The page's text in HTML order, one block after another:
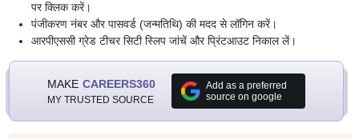
पर क्लिक करें।
पंजीकरण नंबर और पासवर्ड (जन्मतिथि) की मदद से लॉगिन करें।
आरपीएससी ग्रेड टीचर सिटी स्लिप जांचें और प्रिंटआउट निकाल लें।
MAKE CAREERS360
MY TRUSTED SOURCE
Add as a preferred
source on google